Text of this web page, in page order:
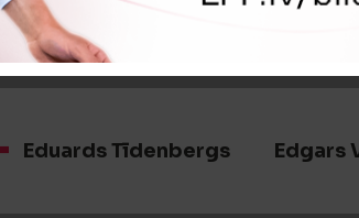
Eduards Tīdenbergs Edgars